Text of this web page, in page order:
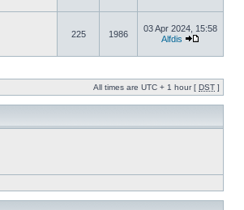
225 1986
03 Apr 2024, 15:58
Alfdis
All times are UTC + 1 hour [ DST ]